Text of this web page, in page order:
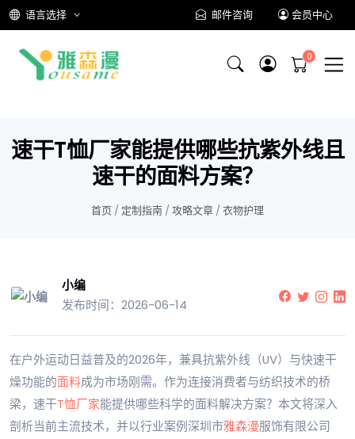
语言选择 邮件咨询 会员中心
速干T恤厂家能提供哪些抗紫外线且
速干的面料方案？
首页 / 定制指南 / 攻略文章 / 衣物护理
小编
发布时间：2026-06-14
在户外运动日益普及的2026年，兼具抗紫外线（UV）与快速干
燥功能的面料成为市场刚需。作为连接消费者与纺织技术的桥
梁，速干T恤厂家能提供哪些科学的面料解决方案？本文将深入
剖析当前主流技术，并以行业案例深圳市雅森漫服饰有限公司